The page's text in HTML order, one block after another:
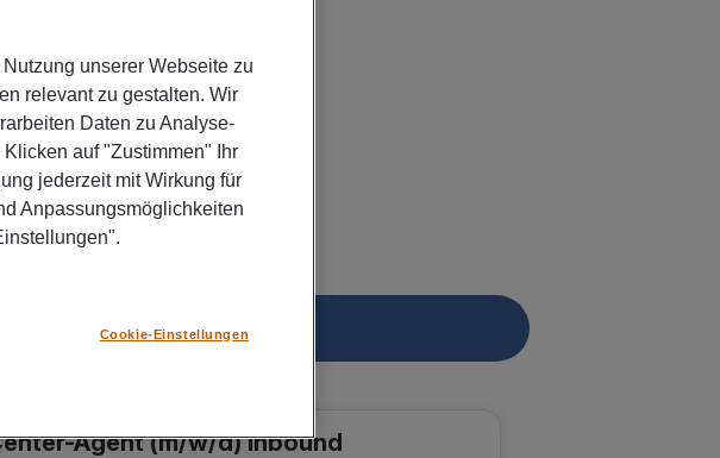
Agent (m/w/d) Inbound
unserer Webseite zu
relevant zu gestalten. Wir
Daten zu Analyse-
auf "Zustimmen" Ihr
jederzeit mit Wirkung für
Anpassungsmöglichkeiten
Cookie-Einstellungen